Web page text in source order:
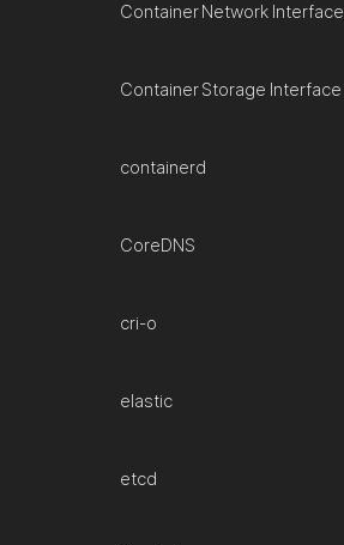
Container Network Interface
Container Storage Interface
containerd
CoreDNS
cri-o
elastic
etcd